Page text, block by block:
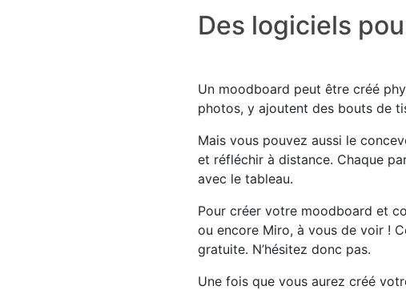
Des logiciels
Un moodboard peut être créé
photos, y ajoutent des bouts de
Mais vous pouvez aussi le
et réfléchir à distance. Chaque
avec le tableau.
Pour créer votre moodboard et
ou encore Miro, à vous de voir !
gratuite. N’hésitez donc pas.
Une fois que vous aurez créé